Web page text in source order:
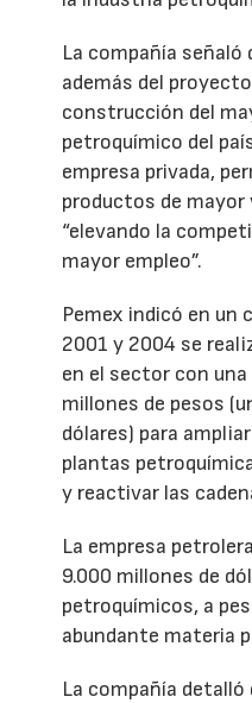
La compañía señaló
además del
construcción del
petroquímico del
empresa privada,
productos de mayor
“elevando la
mayor empleo”.
Pemex indicó en un
2001 y 2004 se
en el sector con
millones de pesos
dólares) para
plantas
y reactivar las
La empresa
9.000 millones de
petroquímicos, a
abundante materia
La compañía